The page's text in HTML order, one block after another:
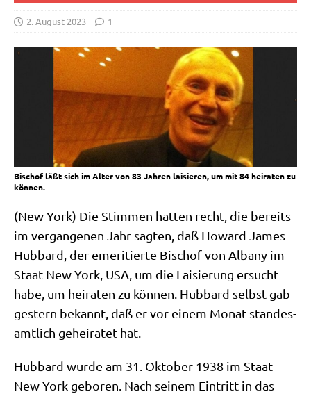
2. August 2023 1
Bischof läßt sich im Alter von 83 Jahren laisieren, um mit 84 heiraten zu
können.
(New York) Die Stim­men hat­ten recht, die bereits
im ver­gan­ge­nen Jahr sag­ten, daß Howard James
Hub­bard, der eme­ri­tier­te Bischof von Alba­ny im
Staat New York, USA, um die Lai­sie­rung ersucht
habe, um hei­ra­ten zu kön­nen. Hub­bard selbst gab
gestern bekannt, daß er vor einem Monat stan­des­
amt­lich gehei­ra­tet hat.
Hub­bard wur­de am 31. Okto­ber 1938 im Staat
New York gebo­ren. Nach sei­nem Ein­tritt in das